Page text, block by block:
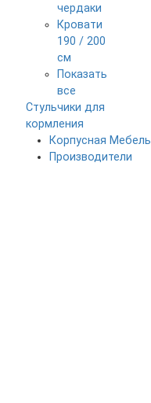
чердаки
Кровати
190 / 200
см
Показать
все
Стульчики для
кормления
Корпусная Мебель
Производители